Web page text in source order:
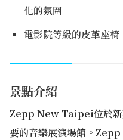
化的氛圍
電影院等級的皮革座
景點介紹
Zepp New Taipei位於新
要的音樂展演場館。